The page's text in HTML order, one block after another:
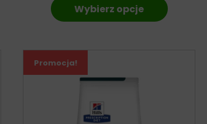
Wybierz opcje
Promocja!